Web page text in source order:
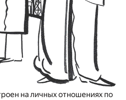
на личных отношениях по